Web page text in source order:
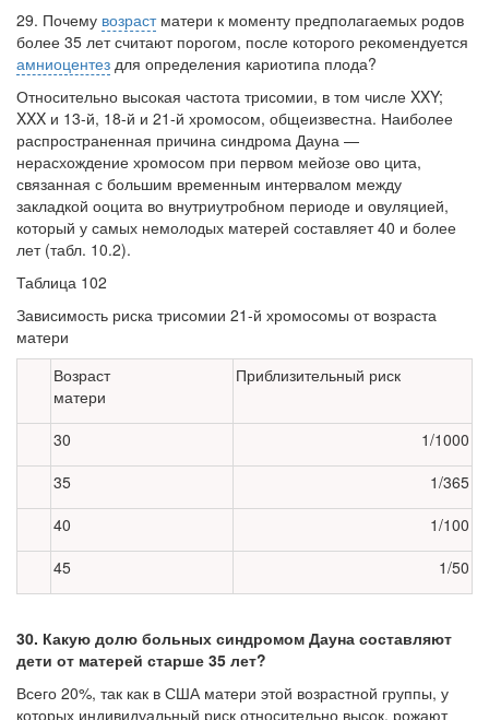
29. Почему возрастматери к моменту предполагаемых родов
более 35 лет считают порогом, после которого рекомендуется
амниоцентез для определения кариотипа плода?
Относительно высокая частота трисомии, в том числе XXY;
XXX и 13-й, 18-й и 21-й хромосом, общеизвестна. Наиболее
распространенная причина синдрома Дауна —
нерасхождение хромосом при первом мейозе ово цита,
связанная с большим временным интервалом между
закладкой ооцита во внутриутробном периоде и ову­ляцией,
который у самых немолодых матерей составляет 40 и более
лет (табл. 10.2).
Таблица 102
Зависимость риска трисомии 21-й хромосомы от возраста
матери
Возраст
матери
Приблизительный риск
30
1/1000
35
1/365
40
1/100
45
1/50
30. Какую долю больных синдромом Дауна составляют
дети от матерей стар­ше 35 лет?
Всего 20%, так как в США матери этой возрастной группы, у
которых инди­видуальный риск относительно высок, рожают